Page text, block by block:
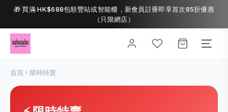
🎁 買滿 HK$688包順豐站或智能櫃，新會員註冊即享首次85折優惠
（只限網店）
首頁 限時特賣